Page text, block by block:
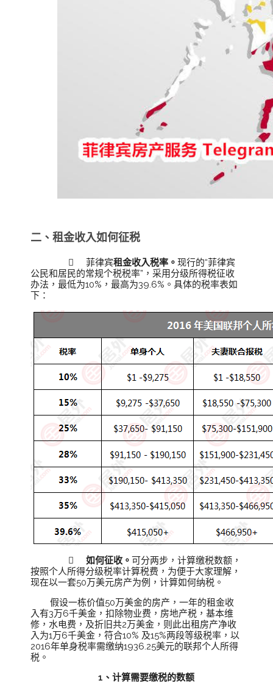
二、租金收入如何征税
菲律宾租金收入税率。现行的“菲律宾
公民和居民的常规个税税率”，采用分级所得税征收
办法，最低为10%，最高为39.6%。具体的税率表如
下：
 如何征收。可分两步，计算缴税数额，
按照个人所得分级税率计算税费，为便于大家理解，
现在以一套50万美元房产为例，计算如何纳税。
假设一栋价值50万美金的房产，一年的租金收
入有3万6千美金，扣除物业费，房地产税，基本维
修，水电费，及折旧共2万美金，则此出租房产净收
入为1万6千美金，符合10% 及15%两段等级税率，以
2016年单身税率需缴纳1936.25美元的联邦个人所得
税。
1、计算需要缴税的数额